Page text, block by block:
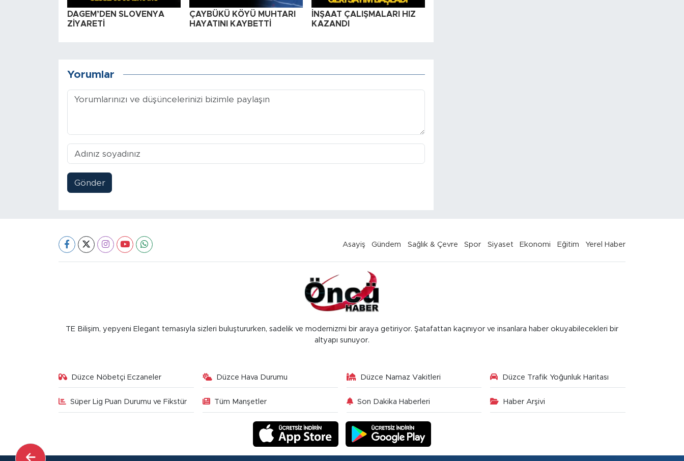
DAGEM’DEN SLOVENYA
ZİYARETİ
ÇAYBÜKÜ KÖYÜ MUHTARI
HAYATINI KAYBETTİ
İNŞAAT ÇALIŞMALARI HIZ
KAZANDI
Yorumlar
Gönder
Asayiş Gündem Sağlık & Çevre Spor Siyaset Ekonomi Eğitim Yerel Haber
TE Bilişim, yepyeni Elegant temasıyla sizleri buluştururken, sadelik ve modernizmi bir araya getiriyor. Şatafattan kaçınıyor ve insanlara haber okuyabilecekleri bir
altyapı sunuyor.
Düzce Nöbetçi Eczaneler Düzce Hava Durumu Düzce Namaz Vakitleri Düzce Trafik Yoğunluk Haritası
Süper Lig Puan Durumu ve Fikstür Tüm Manşetler Son Dakika Haberleri Haber Arşivi